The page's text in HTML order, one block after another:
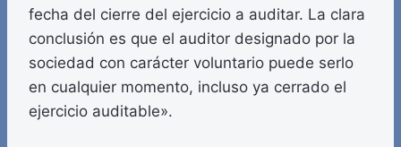
fecha del cierre del ejercicio a auditar. La clara
conclusión es que el auditor designado por la
sociedad con carácter voluntario puede serlo
en cualquier momento, incluso ya cerrado el
ejercicio auditable».